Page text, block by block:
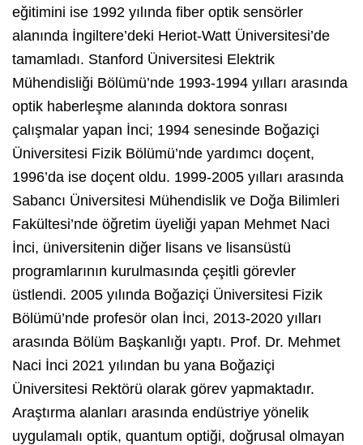
eğitimini ise 1992 yılında fiber optik sensörler
alanında İngiltere’deki Heriot-Watt Üniversitesi’de
tamamladı. Stanford Üniversitesi Elektrik
Mühendisliği Bölümü’nde 1993-1994 yılları arasında
optik haberleşme alanında doktora sonrası
çalışmalar yapan İnci; 1994 senesinde Boğaziçi
Üniversitesi Fizik Bölümü’nde yardımcı doçent,
1996’da ise doçent oldu. 1999-2005 yılları arasında
Sabancı Üniversitesi Mühendislik ve Doğa Bilimleri
Fakültesi’nde öğretim üyeliği yapan Mehmet Naci
İnci, üniversitenin diğer lisans ve lisansüstü
programlarının kurulmasında çeşitli görevler
üstlendi. 2005 yılında Boğaziçi Üniversitesi Fizik
Bölümü’nde profesör olan İnci, 2013-2020 yılları
arasında Bölüm Başkanlığı yaptı. Prof. Dr. Mehmet
Naci İnci 2021 yılından bu yana Boğaziçi
Üniversitesi Rektörü olarak görev yapmaktadır.
Araştırma alanları arasında endüstriye yönelik
uygulamalı optik, quantum optiği, doğrusal olmayan